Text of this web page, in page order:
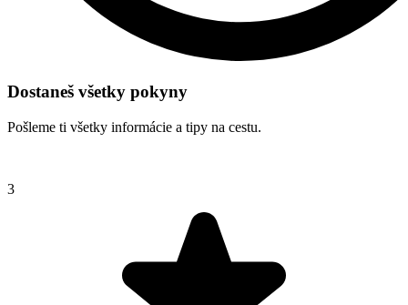
Dostaneš všetky pokyny
Pošleme ti všetky informácie a tipy na cestu.
3